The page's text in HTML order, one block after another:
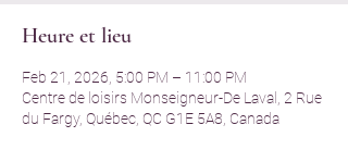
Heure et lieu
Feb 21, 2026, 5:00 PM – 11:00 PM
Centre de loisirs Monseigneur-De Laval, 2 Rue
du Fargy, Québec, QC G1E 5A8, Canada